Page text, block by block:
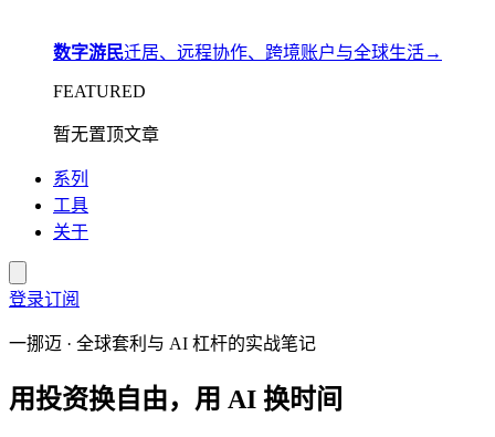
数字游民迁居、远程协作、跨境账户与全球生活→
FEATURED
暂无置顶文章
系列
工具
关于
登录订阅
一挪迈 · 全球套利与 AI 杠杆的实战笔记
用投资换自由，用 AI 换时间